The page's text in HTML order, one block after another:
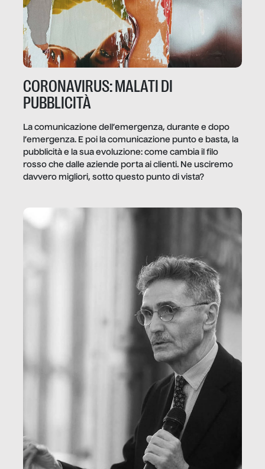
CORONAVIRUS: MALATI DI
PUBBLICITÀ
La comunicazione dell’emergenza, durante e dopo
l’emergenza. E poi la comunicazione punto e basta, la
pubblicità e la sua evoluzione: come cambia il filo
rosso che dalle aziende porta ai clienti. Ne usciremo
davvero migliori, sotto questo punto di vista?